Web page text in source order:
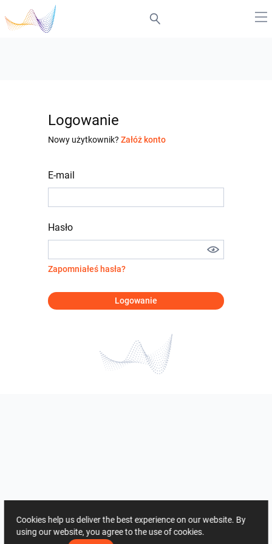
Logowanie
Nowy użytkownik? Załóż konto
E-mail
Hasło
Zapomniałeś hasła?
Logowanie
Cookies help us deliver the best experience on our website. By
using our website, you agree to the use of cookies.